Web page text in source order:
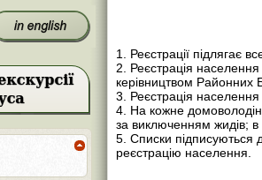
1. Реєстрації підлягає
2. Реєстрація
керівництвом Районних
3. Реєстрація
4. На кожне
за виключенням жидів; в
5. Списки підписуються
реєстрацію населення.